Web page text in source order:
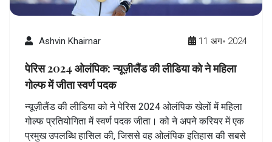
Ashvin Khairnar 11 अग॰ 2024
पेरिस 2024 ओलंपिक: न्यूज़ीलैंड की लीडिया को ने महिला
गोल्फ में जीता स्वर्ण पदक
न्यूज़ीलैंड की लीडिया को ने पेरिस 2024 ओलंपिक खेलों में महिला
गोल्फ प्रतियोगिता में स्वर्ण पदक जीता। को ने अपने करियर में एक
प्रमुख उपलब्धि हासिल की, जिससे वह ओलंपिक इतिहास की सबसे